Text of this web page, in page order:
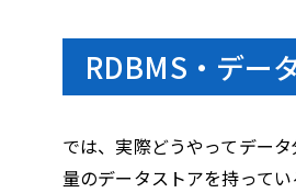
RDBMS・デー
では、実際どうやってデー
量のデータストアを持って